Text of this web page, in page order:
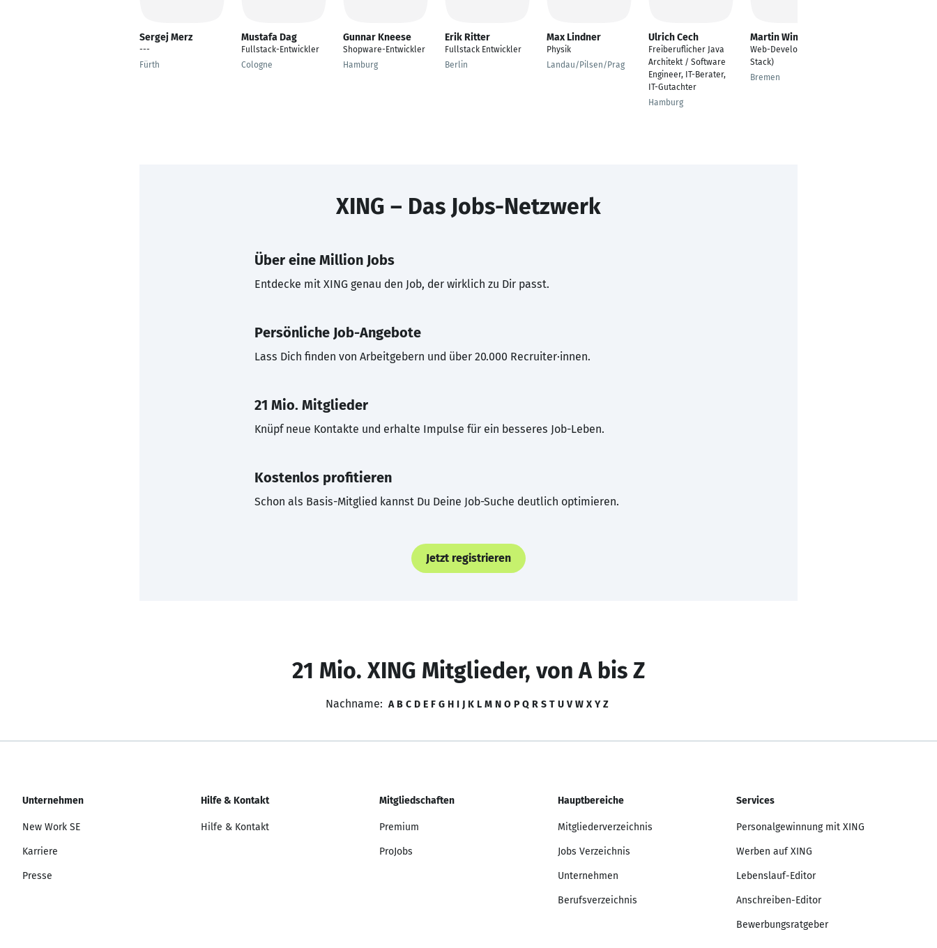
Sergej Merz
---
Fürth
Mustafa Dag
Fullstack-Entwickler
Cologne
Gunnar Kneese
Shopware-Entwickler
Hamburg
Erik Ritter
Fullstack Entwickler
Berlin
Max Lindner
Physik
Landau/Pilsen/Prag
Ulrich Cech
Freiberuflicher Java
Architekt / Software
Engineer, IT-Berater,
IT-Gutachter
Hamburg
Martin Winkler
Web-Developer (Full-
Stack)
Bremen
XING – Das Jobs-Netzwerk
Über eine Million Jobs
Entdecke mit XING genau den Job, der wirklich zu Dir passt.
Persönliche Job-Angebote
Lass Dich finden von Arbeitgebern und über 20.000 Recruiter·innen.
21 Mio. Mitglieder
Knüpf neue Kontakte und erhalte Impulse für ein besseres Job-Leben.
Kostenlos profitieren
Schon als Basis-Mitglied kannst Du Deine Job-Suche deutlich optimieren.
Jetzt registrieren
21 Mio. XING Mitglieder, von A bis Z
Nachname: A B C D E F G H I J K L M N O P Q R S T U V W X Y Z
Unternehmen
New Work SE
Karriere
Presse
Hilfe & Kontakt
Hilfe & Kontakt
Mitgliedschaften
Premium
ProJobs
Hauptbereiche
Mitgliederverzeichnis
Jobs Verzeichnis
Unternehmen
Berufsverzeichnis
Services
Personalgewinnung mit XING
Werben auf XING
Lebenslauf-Editor
Anschreiben-Editor
Bewerbungsratgeber